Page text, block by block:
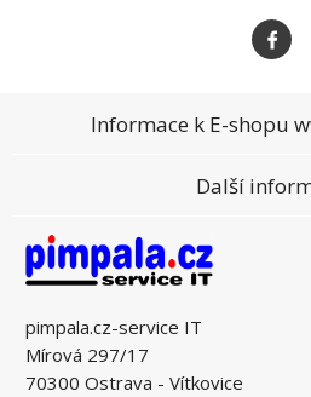
pimpala.cz-service IT
Mírová 297/17
70300 Ostrava - Vítkovice
Informace k E-shopu
Další